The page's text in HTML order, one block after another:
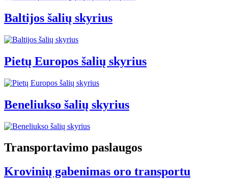
Baltijos šalių skyrius
Pietų Europos šalių skyrius
Beneliukso šalių skyrius
Transportavimo paslaugos
Krovinių gabenimas oro transportu